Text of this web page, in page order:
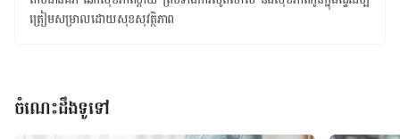
ត្រៀម​សម្រាល​ដោយ​សុខសុវត្ថិភាព
ចំណេះដឹងទូទៅ